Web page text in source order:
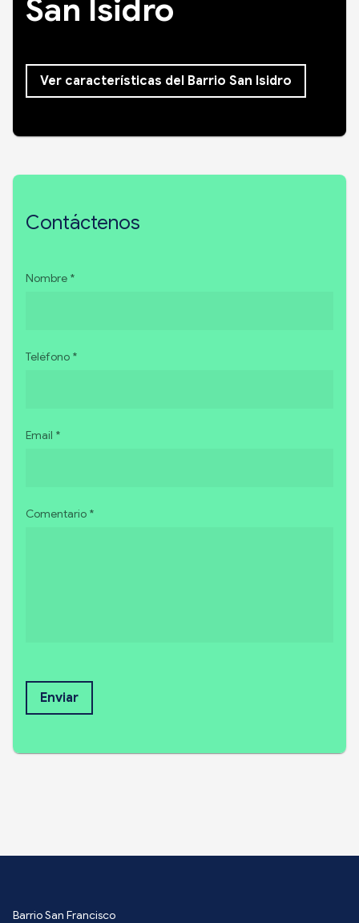
San Isidro
Ver características del Barrio San Isidro
Contáctenos
Nombre *
Teléfono *
Email *
Comentario *
Enviar
Barrio San Francisco